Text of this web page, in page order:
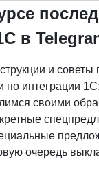
в
и советы
по интеграции 1С;
своими
очередь